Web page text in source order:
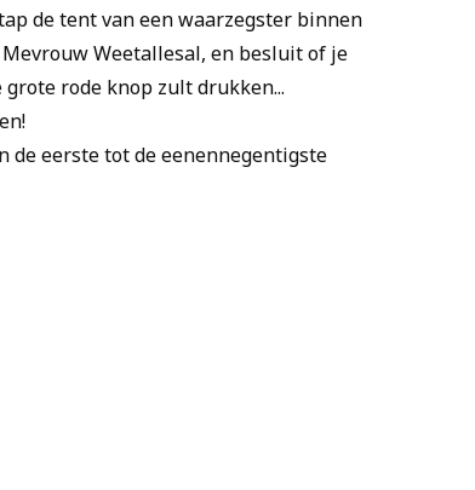
de tent van een waarzegster binnen
Weetallesal, en besluit of je
rode knop zult drukken...
de eerste tot de eenennegentigste